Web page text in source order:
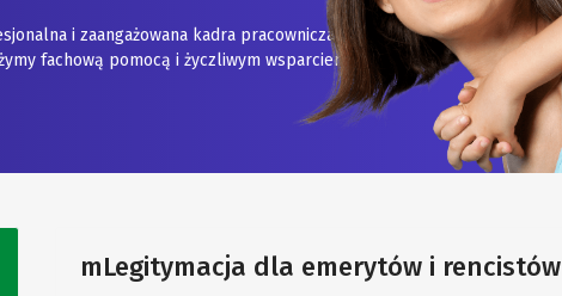
i zaangażowana kadra pracownicza.
fachową pomocą i życzliwym wsparciem
mLegitymacja dla emerytów i rencistów